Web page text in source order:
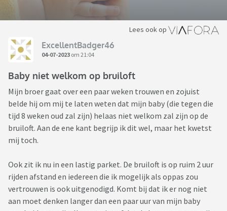
Lees ook op
ExcellentBadger46
04-07-2023 om 21:04
Baby niet welkom op bruiloft
Mijn broer gaat over een paar weken trouwen en zojuist
belde hij om mij te laten weten dat mijn baby (die tegen die
tijd 8 weken oud zal zijn) helaas niet welkom zal zijn op de
bruiloft. Aan de ene kant begrijp ik dit wel, maar het kwetst
mij toch.
Ook zit ik nu in een lastig parket. De bruiloft is op ruim 2 uur
rijden afstand en iedereen die ik mogelijk als oppas zou
vertrouwen is ook uitgenodigd. Komt bij dat ik er nog niet
aan moet denken langer dan een paar uur van mijn baby